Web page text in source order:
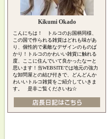
Kikumi Okado
こんにちは！ トルコのお国柄同様、
この国で作られる雑貨はどれも味があ
り、個性的で素敵なデザインのものば
かり！トルコのかわいい雑貨に触れる
度、ここに住んでいて良かったなーと
思います！当WEBSITEでは地元の強力
な卸問屋との結び付きで、どんどんか
わいいトルコ雑貨をご紹介していきま
す。 是非ご覧くださいね☆